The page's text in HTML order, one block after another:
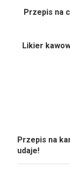
Przepis na
Likier
Przepis na
udaje!